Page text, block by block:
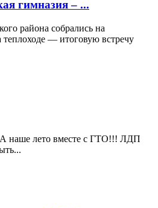
гимназия – ...
района собрались на
— итоговую встречу
А наше лето вместе с ГТО!!! ЛДП